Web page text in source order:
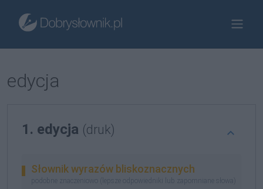
edycja
1. edycja (druk)
Słownik wyrazów bliskoznacznych
podobne znaczeniowo (lepsze odpowiedniki lub zapomniane słowa)